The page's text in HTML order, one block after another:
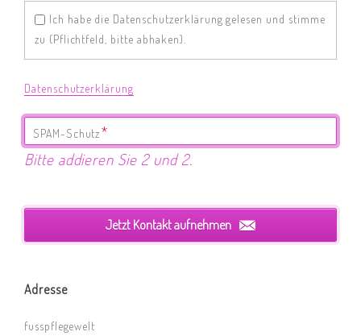
Ich habe die Datenschutzerklärung gelesen und stimme
zu (Pflichtfeld, bitte abhaken).
Datenschutzerklärung
Pflichtfeld
SPAM-Schutz *
Bitte addieren Sie 2 und 2.
Jetzt Kontakt aufnehmen
Adresse
fusspflegewelt